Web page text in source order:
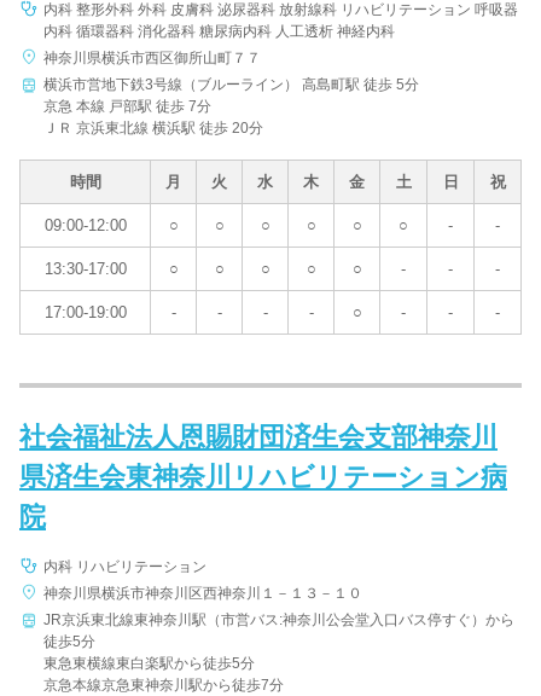
内科 整形外科 外科 皮膚科 泌尿器科 放射線科 リハビリテーション 呼吸器
内科 循環器科 消化器科 糖尿病内科 人工透析 神経内科
神奈川県横浜市西区御所山町７７
横浜市営地下鉄3号線（ブルーライン） 高島町駅 徒歩 5分
京急 本線 戸部駅 徒歩 7分
ＪＲ 京浜東北線 横浜駅 徒歩 20分
時間 月 火 水 木 金 土 日 祝
09:00-12:00 ○ ○ ○ ○ ○ ○ - -
13:30-17:00 ○ ○ ○ ○ ○ - - -
17:00-19:00 - - - - ○ - - -
社会福祉法人恩賜財団済生会支部神奈川
県済生会東神奈川リハビリテーション病
院
内科 リハビリテーション
神奈川県横浜市神奈川区西神奈川１－１３－１０
JR京浜東北線東神奈川駅（市営バス:神奈川公会堂入口バス停すぐ）から
徒歩5分
東急東横線東白楽駅から徒歩5分
京急本線京急東神奈川駅から徒歩7分